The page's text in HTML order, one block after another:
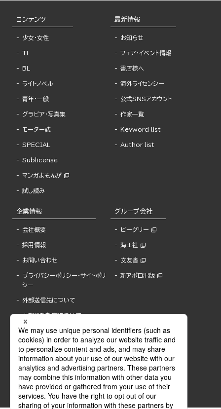
コンテンツ
少女・女性
TL
BL
ライトノベル
青年・一般
グラビア・写真集
モーター誌
SPECIAL
Sublicense
マンガよもんが
試し読み
最新情報
お知らせ
フェア・イベント情報
書店様へ
海外ライセンシー
公式SNSアカウント
作家一覧
Keyword list
Author list
企業情報
会社概要
採用情報
お問い合わせ
プライバシーポリシー・サイトポリ
シー
外部送信先について
内部通報制度について
グループ会社
ビーグリー
海王社
文友舎
新アポロ出版